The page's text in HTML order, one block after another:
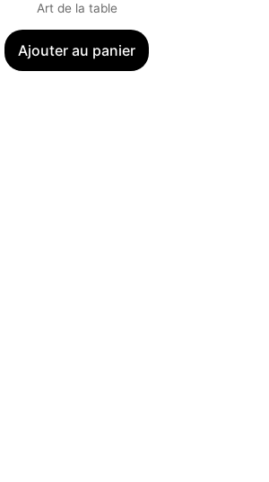
Art de la table
Ajouter au panier